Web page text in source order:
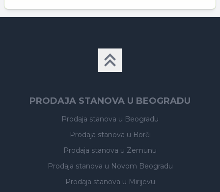
PRODAJA STANOVA U BEOGRADU
Prodaja stanova u Beogradu
Prodaja stanova u Borči
Prodaja stanova u Zemunu
Prodaja stanova u Novom Beogradu
Prodaja stanova u Mirijevu